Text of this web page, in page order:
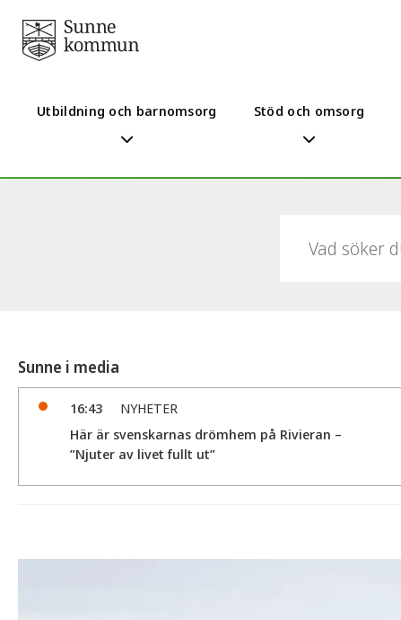
Utbildning och barnomsorg Stöd och omsorg
Sunne i media
16:43
NYHETER
Här är svenskarnas drömhem på Rivieran –
”Njuter av livet fullt ut”